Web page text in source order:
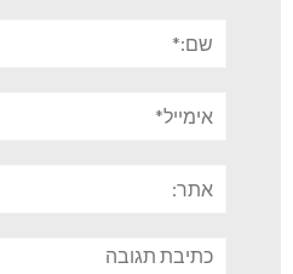
תגובה